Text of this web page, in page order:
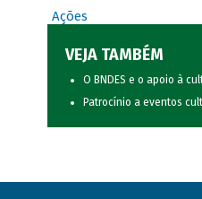
Ações
VEJA TAMBÉM
O BNDES e o apoio à
Patrocínio a eventos